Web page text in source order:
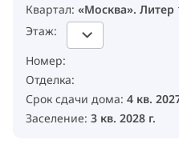
Квартал: «Москва». Литер
Этаж:
Номер:
Отделка:
Срок сдачи дома: 4 кв.
Заселение: 3 кв. 2028 г.